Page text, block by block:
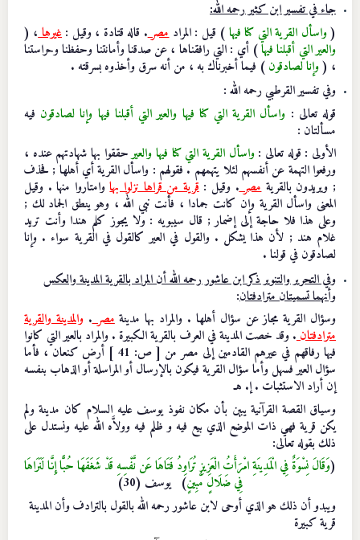
جاء في تفسير ابن كثير رحمه الله:
(واسأل القرية التي كنا فيها) قيل : المرادمصر. قاله قتادة ، وقيل :غيرها، (
والعير التي أقبلنا فيها) أي : التي رافقناها ، عن صدقنا وأمانتنا وحفظنا وحراستنا
، (وإنا لصادقون) فيما أخبرناك به ، من أنه سرق وأخذوه بسرقته .
وفي تفسير القرطبي رحمه الله :
قوله تعالى : واسأل القرية التي كنا فيها والعير التي أقبلنا فيها وإنا لصادقون فيه
مسألتان :
الأولى : قوله تعالى :واسأل القرية التي كنا فيها والعيرحققوا بها شهادتهم عنده ،
ورفعوا التهمة عن أنفسهم لئلا يتهمهم . فقولهم : واسأل القرية أي أهلها ; فحذف
; ويريدون بالقريةمصر . وقيل :قرية من قراها نزلوا بهاوامتاروا منها . وقيل
المعنى واسأل القرية وإن كانت جمادا ، فأنت نبي الله ، وهو ينطق الجماد لك ;
وعلى هذا فلا حاجة إلى إضمار ; قال سيبويه : ولا يجوز كلم هندا وأنت تريد
غلام هند ; لأن هذا يشكل . والقول في العير كالقول في القرية سواء . وإنا
لصادقون في قولنا .
وفي التحرير والتنوير ذكر ابن عاشور رحمه الله أن المراد بالقرية المدينة والعكس
وأنهما تسميتان مترادفتان:
وسؤال القرية مجاز عن سؤال أهلها . والمراد بها مدينةمصر .والمدينة والقرية
مترادفتان. وقد خصت المدينة في العرف بالقرية الكبيرة . والمراد بالعير التي كانوا
فيها رفاقهم في عيرهم القادمين إلى مصر من [ ص: 41 ] أرض كنعان ، فأما
سؤال العير فسهل وأما سؤال القرية فيكون بالإرسال أو المراسلة أو الذهاب بنفسه
إن أراد الاستثبات .إ. هـ
وسياق القصة القرآنية يبين بأن مكان نفوذ يوسف عليه السلام كان مدينة ولم
يكن قرية فهي ذات الموضع الذي بيع فيه و ظلم فيه وولاَّه الله عليه ونستدل على
ذلك بقوله تعالى:
(وَقَالَ نِسْوَةٌ فِي الْمَدِينَةِ امْرَأَتُ الْعَزِيزِ تُرَاوِدُ فَتَاهَا عَن نَّفْسِهِ قَدْ شَغَفَهَا حُبًّا إِنَّا لَنَرَاهَا
فِي ضَلَالٍ مُّبِينٍ) يوسف (30)
ويبدو أن ذلك هو الذي أوحى لابن عاشور رحمه الله بالقول بالترادف وأن المدينة
قرية كبيرة